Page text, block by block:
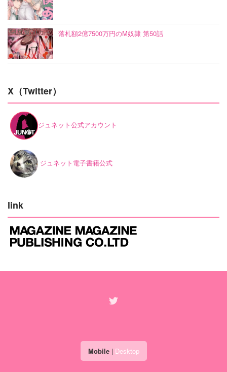
落札額2億7500万円のM奴隷 第50話
X（Twitter）
ジュネット公式アカウント
ジュネット電子書籍公式
link
Mobile| Desktop